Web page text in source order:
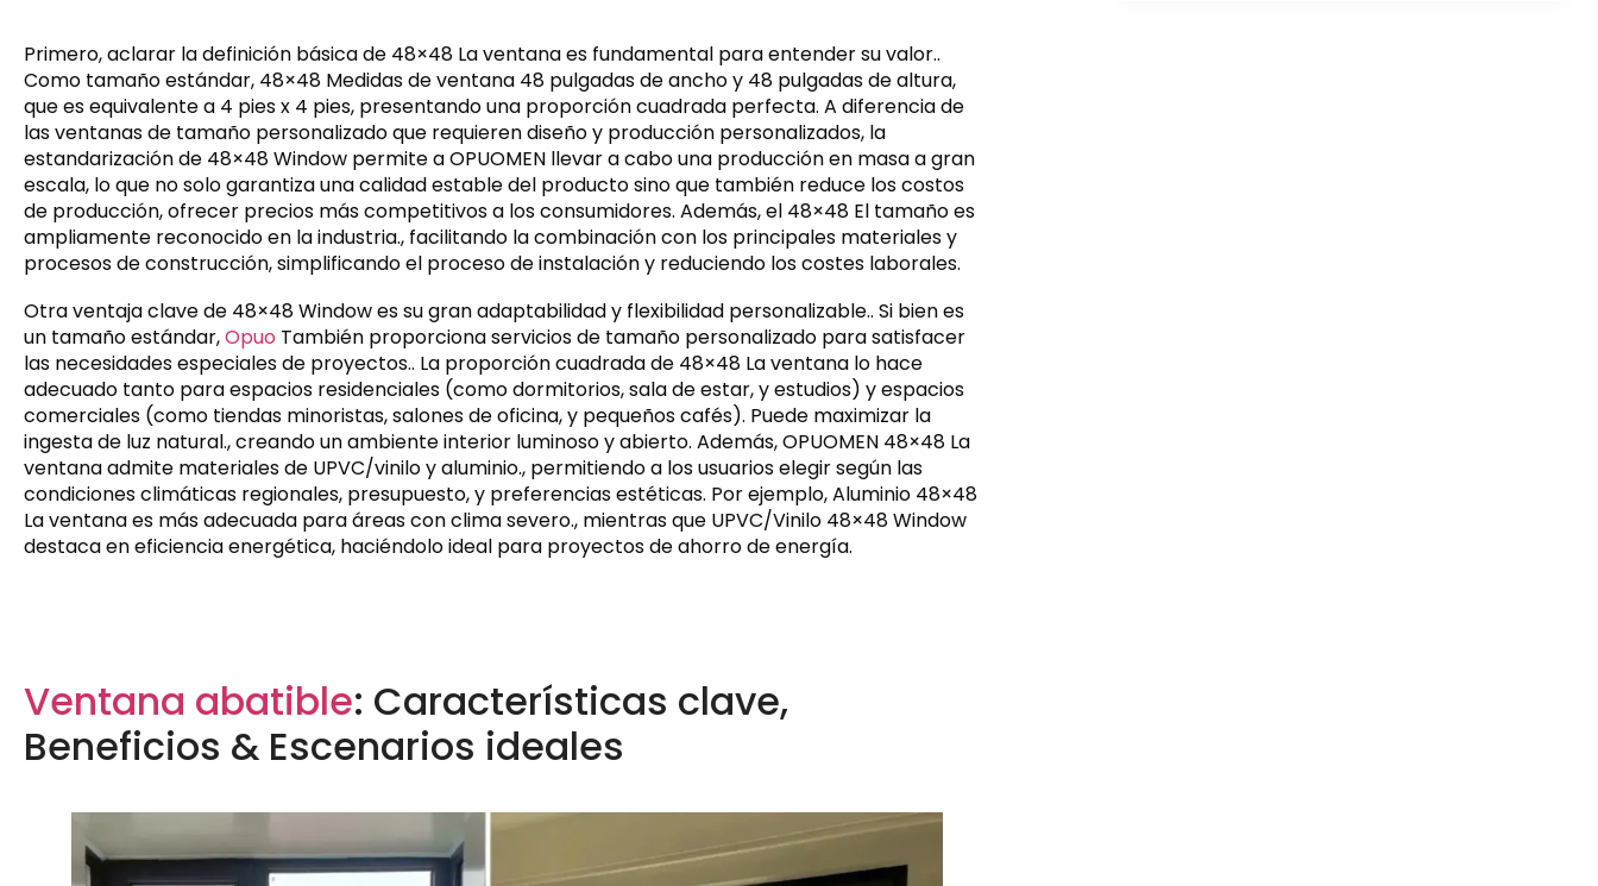
Primero, aclarar la definición básica de 48×48 La ventana es fundamental para entender su valor..
Como tamaño estándar, 48×48 Medidas de ventana 48 pulgadas de ancho y 48 pulgadas de altura,
que es equivalente a 4 pies x 4 pies, presentando una proporción cuadrada perfecta. A diferencia de
las ventanas de tamaño personalizado que requieren diseño y producción personalizados, la
estandarización de 48×48 Window permite a OPUOMEN llevar a cabo una producción en masa a gran
escala, lo que no solo garantiza una calidad estable del producto sino que también reduce los costos
de producción, ofrecer precios más competitivos a los consumidores. Además, el 48×48 El tamaño es
ampliamente reconocido en la industria., facilitando la combinación con los principales materiales y
procesos de construcción, simplificando el proceso de instalación y reduciendo los costes laborales.
Otra ventaja clave de 48×48 Window es su gran adaptabilidad y flexibilidad personalizable.. Si bien es
un tamaño estándar,Opuo También proporciona servicios de tamaño personalizado para satisfacer
las necesidades especiales de proyectos.. La proporción cuadrada de 48×48 La ventana lo hace
adecuado tanto para espacios residenciales (como dormitorios, sala de estar, y estudios) y espacios
comerciales (como tiendas minoristas, salones de oficina, y pequeños cafés). Puede maximizar la
ingesta de luz natural., creando un ambiente interior luminoso y abierto. Además, OPUOMEN 48×48 La
ventana admite materiales de UPVC/vinilo y aluminio., permitiendo a los usuarios elegir según las
condiciones climáticas regionales, presupuesto, y preferencias estéticas. Por ejemplo, Aluminio 48×48
La ventana es más adecuada para áreas con clima severo., mientras que UPVC/Vinilo 48×48 Window
destaca en eficiencia energética, haciéndolo ideal para proyectos de ahorro de energía.
Ventana abatible: Características clave,
Beneficios & Escenarios ideales